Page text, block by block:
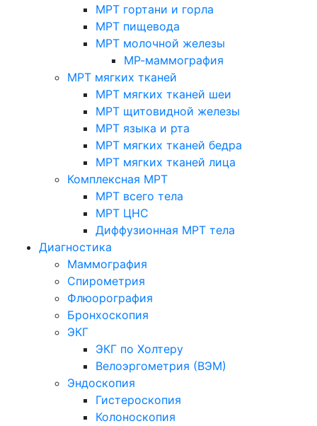
МРТ гортани и горла
МРТ пищевода
МРТ молочной железы
МР-маммография
МРТ мягких тканей
МРТ мягких тканей шеи
МРТ щитовидной железы
МРТ языка и рта
МРТ мягких тканей бедра
МРТ мягких тканей лица
Комплексная МРТ
МРТ всего тела
МРТ ЦНС
Диффузионная МРТ тела
Диагностика
Маммография
Спирометрия
Флюорография
Бронхоскопия
ЭКГ
ЭКГ по Холтеру
Велоэргометрия (ВЭМ)
Эндоскопия
Гистероскопия
Колоноскопия